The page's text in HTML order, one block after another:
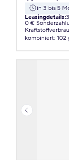
in 3 bis 5
Leasingdetails:
0 €
kombiniert: 102